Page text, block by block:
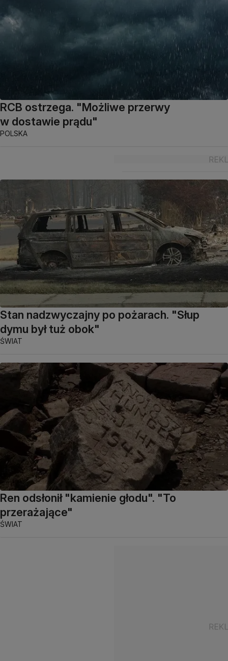
RCB ostrzega. "Możliwe przerwy
w dostawie prądu"
POLSKA
Stan nadzwyczajny po pożarach. "Słup
dymu był tuż obok"
ŚWIAT
Ren odsłonił "kamienie głodu". "To
przerażające"
ŚWIAT